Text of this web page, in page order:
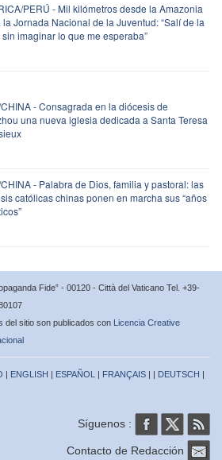
PERÚ - Mil kilómetros desde la Amazonia
la Jornada Nacional de la Juventud: “Salí de la
imaginar lo que me esperaba”
- Consagrada en la diócesis de
una nueva iglesia dedicada a Santa Teresa
- Palabra de Dios, familia y pastoral: las
católicas chinas ponen en marcha sus “años
Fide” - 00120 - Città del Vaticano Tel. +39-
del sitio son publicados con Licencia Creative
| ENGLISH | ESPAÑOL | FRANÇAIS | | DEUTSCH |
Síguenos :
Contacto de Redacción